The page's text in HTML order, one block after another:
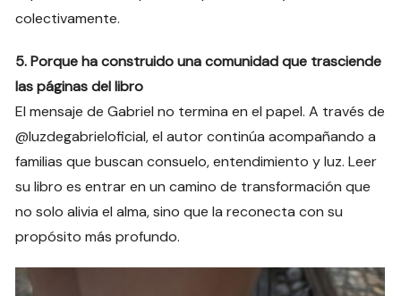
colectivamente.
5. Porque ha construido una comunidad que trasciende
las páginas del libro
El mensaje de Gabriel no termina en el papel. A través de
@luzdegabrieloficial, el autor continúa acompañando a
familias que buscan consuelo, entendimiento y luz. Leer
su libro es entrar en un camino de transformación que
no solo alivia el alma, sino que la reconecta con su
propósito más profundo.